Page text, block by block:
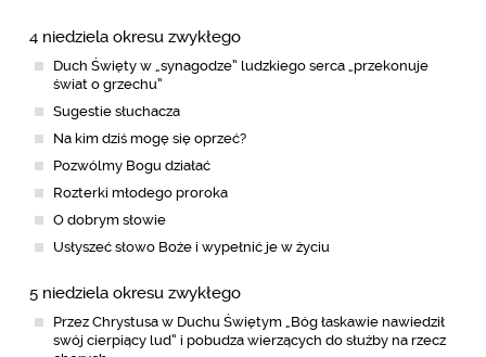
4 niedziela okresu zwykłego
Duch Święty w „synagodze” ludzkiego serca „przekonuje
świat o grzechu”
Sugestie słuchacza
Na kim dziś mogę się oprzeć?
Pozwólmy Bogu działać
Rozterki młodego proroka
O dobrym słowie
Usłyszeć słowo Boże i wypełnić je w życiu
5 niedziela okresu zwykłego
Przez Chrystusa w Duchu Świętym „Bóg łaskawie nawiedził
swój cierpiący lud” i pobudza wierzących do służby na rzecz